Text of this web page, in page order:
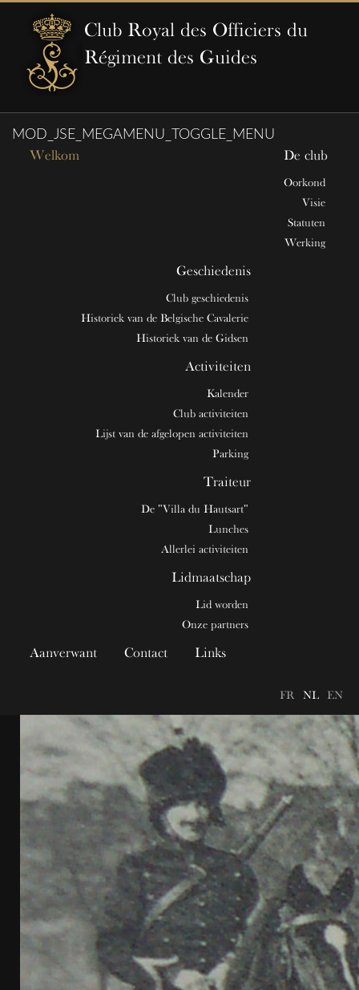
Club Royal des Officiers du
Régiment des Guides
MOD_JSE_MEGAMENU_TOGGLE_MENU
Welkom De club
Oorkond
Visie
Statuten
Werking
Geschiedenis
Club geschiedenis
Historiek van de Belgische Cavalerie
Historiek van de Gidsen
Activiteiten
Kalender
Club activiteiten
Lijst van de afgelopen activiteiten
Parking
Traiteur
De "Villa du Hautsart"
Lunches
Allerlei activiteiten
Lidmaatschap
Lid worden
Onze partners
Aanverwant Contact Links
FR NL EN